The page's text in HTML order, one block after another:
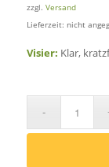
zzgl. Versand
Lieferzeit: nicht
Visier: Klar,